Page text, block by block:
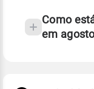
Como
em